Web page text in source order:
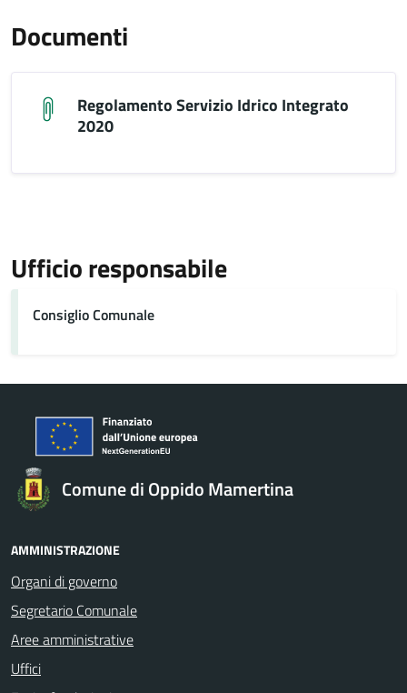
Documenti
Regolamento Servizio Idrico Integrato
2020
Ufficio responsabile
Consiglio Comunale
Comune di Oppido Mamertina
AMMINISTRAZIONE
Organi di governo
Segretario Comunale
Aree amministrative
Uffici